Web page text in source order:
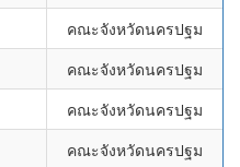
คณะจังหวัดนครปฐม
คณะจังหวัดนครปฐม
คณะจังหวัดนครปฐม
คณะจังหวัดนครปฐม